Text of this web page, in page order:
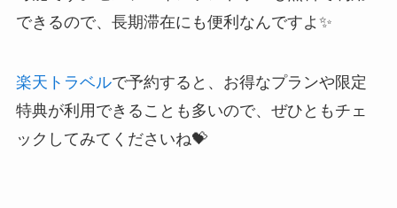
できるので、長期滞在にも便利なんですよ✨
楽天トラベルで予約すると、お得なプランや限定
特典が利用できることも多いので、ぜひともチェ
ックしてみてくださいね💝